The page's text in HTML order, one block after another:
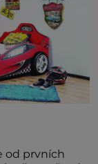
od prvních